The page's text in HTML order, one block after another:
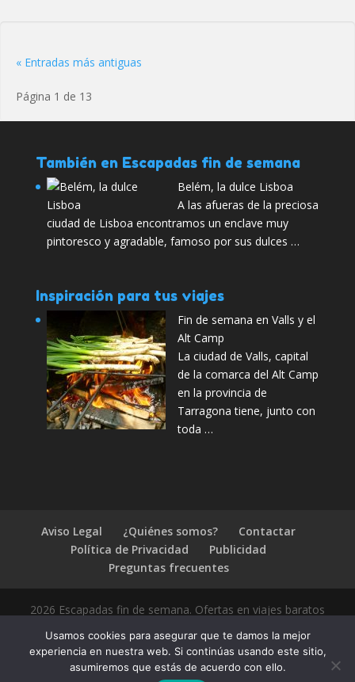
« Entradas más antiguas
Página 1 de 13
También en Escapadas fin de semana
Belém, la dulce Lisboa
A las afueras de la preciosa
ciudad de Lisboa encontramos un enclave muy
pintoresco y agradable, famoso por sus dulces …
Inspiración para tus viajes
Fin de semana en Valls y el
Alt Camp
La ciudad de Valls, capital
de la comarca del Alt Camp
en la provincia de
Tarragona tiene, junto con
toda …
Aviso Legal ¿Quiénes somos?
Contactar
Política de Privacidad
Publicidad
Preguntas frecuentes
2026 Escapadas fin de semana. Ofertas en viajes baratos
Usamos cookies para asegurar que te damos la mejor
experiencia en nuestra web. Si continúas usando este sitio,
asumiremos que estás de acuerdo con ello.